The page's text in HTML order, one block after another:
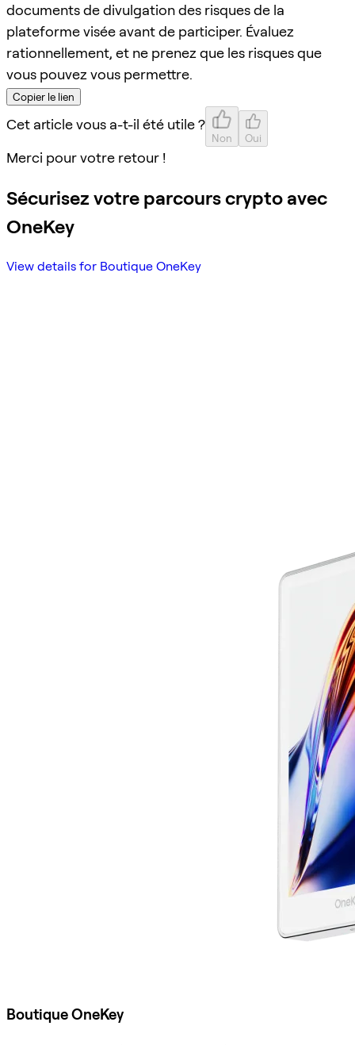
documents de divulgation des risques de la
plateforme visée avant de participer. Évaluez
rationnellement, et ne prenez que les risques que
vous pouvez vous permettre.
Copier le lien
Cet article vous a-t-il été utile ?
Non Oui
Merci pour votre retour !
Sécurisez votre parcours crypto avec
OneKey
View details for Boutique OneKey
Boutique OneKey